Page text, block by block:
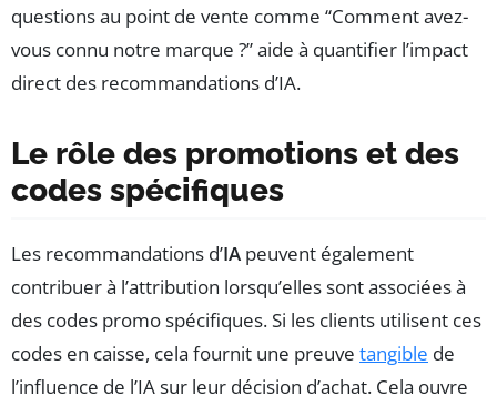
questions au point de vente comme “Comment avez-
vous connu notre marque ?” aide à quantifier l’impact
direct des recommandations d’IA.
Le rôle des promotions et des
codes spécifiques
Les recommandations d’IA peuvent également
contribuer à l’attribution lorsqu’elles sont associées à
des codes promo spécifiques. Si les clients utilisent ces
codes en caisse, cela fournit une preuve tangible de
l’influence de l’IA sur leur décision d’achat. Cela ouvre